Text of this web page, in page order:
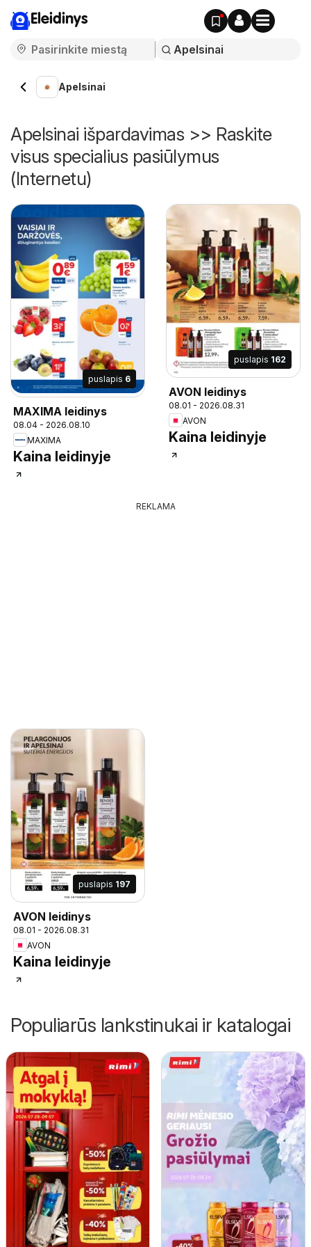
Eleidinys
Apelsinai
Apelsinai išpardavimas >> Raskite
visus specialius pasiūlymus
(Internetu)
puslapis 6
MAXIMA leidinys
08.04 - 2026.08.10
MAXIMA
Kaina leidinyje
puslapis 162
AVON leidinys
08.01 - 2026.08.31
AVON
Kaina leidinyje
REKLAMA
puslapis 197
AVON leidinys
08.01 - 2026.08.31
AVON
Kaina leidinyje
Populiarūs lankstinukai ir katalogai